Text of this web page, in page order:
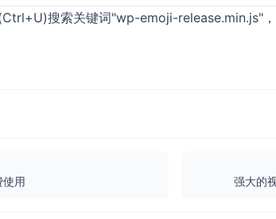
搜索关键词"wp-emoji-release.min.js"
使用 强大的